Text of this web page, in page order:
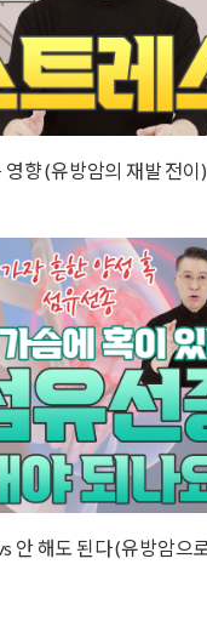
향 (유방암의 재발 전이)